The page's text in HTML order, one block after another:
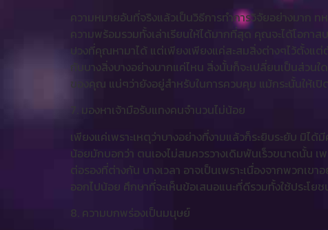
ความหมายอันที่จริงแล้วเป็นวิธีการทำการวิจัยอย่างมาก
ความพร้อมรวมทั้งเล่าเรียนให้ได้มากที่สุด คุณจะได้โอกา
ปวงที่คุณหามาได้ แต่เพียงเพียงแค่สะสมสิ่งต่างๆไว้ตั้งแ
กับบางสิ่งบางอย่างมากแค่ไหน สิ่งนั้นก็จะเปลี่ยนเป็นส่ว
ของคุณ แน่ๆว่ายังอยู่สำหรับในการควบคุม แม้กระนั้นให้เปิ
7. มองหาเจ้ามือรับแทงคนจำนวนไม่น้อย
เพียงแค่เพราะเหตุว่าบางอย่างที่งามแล้วก็ระยิบระยับ มิ
น้อยมักบอกว่า ตนเองไม่สมควรวางเดิมพันเร็วขนาดนั้น
ต่อรองที่ต่างกัน บางเวลา อาจเป็นเพราะเนื่องจากพวกเข
ออกไปน้อย ศึกษาที่จะเห็นข้อเสนอแนะที่ดีรวมทั้งใช้ประ
8. ความบกพร่องเป็นมนุษย์